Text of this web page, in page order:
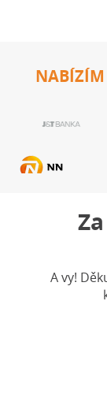
NABÍZÍM
A vy!